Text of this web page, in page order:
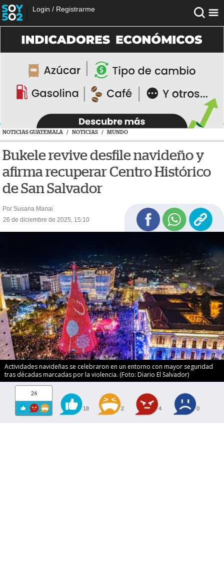
Login / Registrarme
NOTICIAS GUATEMALA / NOTICIAS / MUNDO
Bukele revive desfile navideño y
afirma recuperar Centro Histórico
de San Salvador
Por Susana Manai
26 de diciembre de 2025, 15:10
Actividades navideñas se celebraron en un entorno con mayor seguridad
tras décadas marcadas por la violencia. (Foto: Diario El Salvador)
24
18 2 4 0